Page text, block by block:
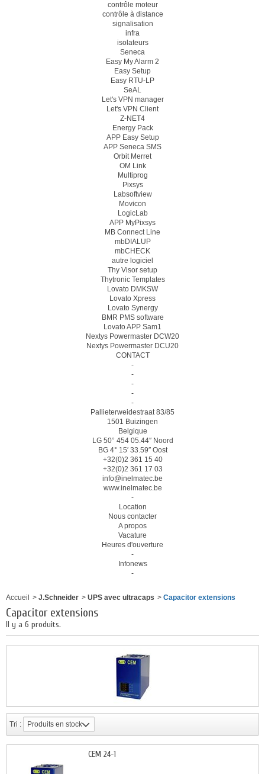
contrôle moteur
contrôle à distance
signalisation
infra
isolateurs
Seneca
Easy My Alarm 2
Easy Setup
Easy RTU-LP
SeAL
Let's VPN manager
Let's VPN Client
Z-NET4
Energy Pack
APP Easy Setup
APP Seneca SMS
Orbit Merret
OM Link
Multiprog
Pixsys
Labsoftview
Movicon
LogicLab
APP MyPixsys
MB Connect Line
mbDIALUP
mbCHECK
autre logiciel
Thy Visor setup
Thytronic Templates
Lovato DMKSW
Lovato Xpress
Lovato Synergy
BMR PMS software
Lovato APP Sam1
Nextys Powermaster DCW20
Nextys Powermaster DCU20
CONTACT
-
-
-
-
-
Pallieterweidestraat 83/85
1501 Buizingen
Belgique
LG 50° 454 05.44″ Noord
BG 4° 15′ 33.59″ Oost
+32(0)2 361 15 40
+32(0)2 361 17 03
info@inelmatec.be
www.inelmatec.be
-
Location
Nous contacter
A propos
Vacature
Heures d'ouverture
-
Infonews
-
Accueil > J.Schneider > UPS avec ultracaps > Capacitor extensions
Capacitor extensions
Il y a 6 produits.
Tri : Produits en stock
CEM 24-1